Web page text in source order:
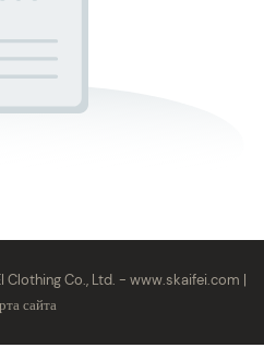
Clothing Co., Ltd. - www.skaifei.com |
сайта